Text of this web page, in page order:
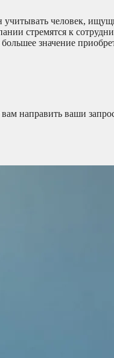
учитывать человек,
стремятся к
значение
направить ваши